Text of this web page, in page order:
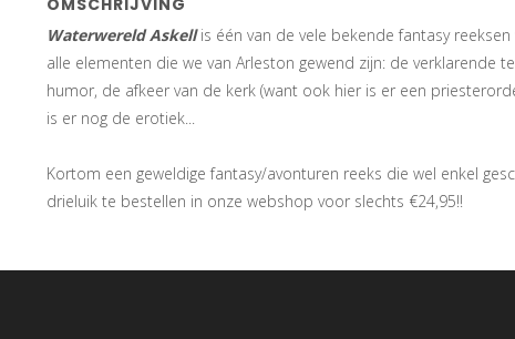
Waterwereld Askellis één van de vele bekende fantasy
alle elementen die we van Arleston gewend zijn: de verklarende
humor, de afkeer van de kerk (want ook hier is er een
is er nog de erotiek...
Kortom een geweldige fantasy/avonturen reeks die wel enkel
drieluik te bestellen in onze webshop voor slechts €24,95!!